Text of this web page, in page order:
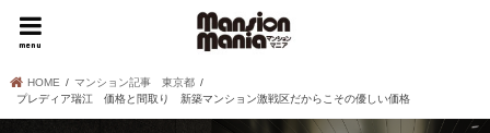
menu
HOME
マンション記事 東京都
プレディア瑞江 価格と間取り 新築マンション激戦区だからこその優しい価格